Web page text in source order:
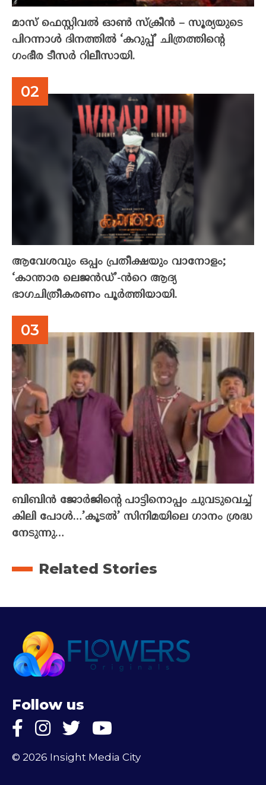
മാസ് ഫെസ്റ്റിവൽ ഓൺ സ്‌ക്രീൻ – സൂര്യയുടെ
പിറന്നാൾ ദിനത്തിൽ ‘കറുപ്പ്’ ചിത്രത്തിന്റെ
ഗംഭീര ടീസർ റിലീസായി.
ആവേശവും ഒപ്പം പ്രതീക്ഷയും വാനോളം;
‘കാന്താര ലെജൻഡ്’-ൻറെ ആദ്യ
ഭാഗചിത്രീകരണം പൂർത്തിയായി.
ബിബിൻ ജോർജിന്റെ പാട്ടിനൊപ്പം ചുവടുവെച്ച്
കിലി പോൾ…’കൂടൽ’ സിനിമയിലെ ഗാനം ശ്രദ്ധ
നേടുന്നു…
Related Stories
Follow us
© 2026 Insight Media City